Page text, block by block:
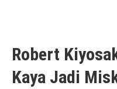
Robert
Kaya Jadi